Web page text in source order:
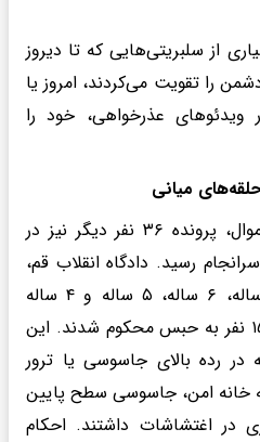
از سلبریتی‌هایی که تا دیروز
را تقویت می‌کردند، امروز یا
ویدئوهای عذرخواهی، خود را
میانی
در کنار اعدام‌ها و مصادره اموال، پرونده ۳۶ نفر دیگر نیز در
رسید. دادگاه انقلاب قم،
۱۹ نفر را به حبس‌های ۱۳ ساله، ۶ ساله، ۵ ساله و ۴ ساله
محکوم کرد. در اصفهان نیز ۱۵ نفر به حبس محکوم شدند. این
در رده بالای جاسوسی یا ترور
خانه امن، جاسوسی سطح پایین
در اغتشاشات داشتند. احکام